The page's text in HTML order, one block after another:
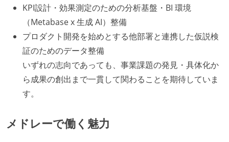
KPI設計・効果測定のための分析基盤・BI 環境
（Metabase x 生成 AI）整備
プロダクト開発を始めとする他部署と連携した仮説検
証のためのデータ整備
いずれの志向であっても、事業課題の発見・具体化か
ら成果の創出まで一貫して関わることを期待していま
す。
メドレーで働く魅力